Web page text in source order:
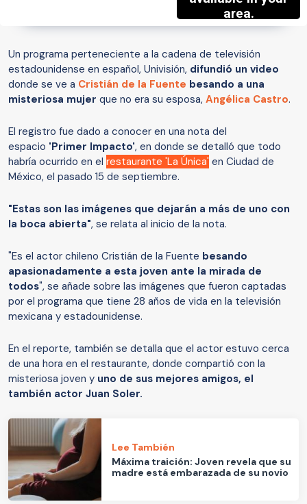
Un programa perteneciente a la cadena de televisión
estadounidense en español, Univisión, difundió un video
donde se ve a Cristián de la Fuente besando a una
misteriosa mujer que no era su esposa, Angélica Castro.
El registro fue dado a conocer en una nota del
espacio 'Primer Impacto', en donde se detalló que todo
habría ocurrido en el restaurante 'La Única' en Ciudad de
México, el pasado 15 de septiembre.
"Estas son las imágenes que dejarán a más de uno con
la boca abierta", se relata al inicio de la nota.
"Es el actor chileno Cristián de la Fuente besando
apasionadamente a esta joven ante la mirada de
todos", se añade sobre las imágenes que fueron captadas
por el programa que tiene 28 años de vida en la televisión
mexicana y estadounidense.
En el reporte, también se detalla que el actor estuvo cerca
de una hora en el restaurante, donde compartió con la
misteriosa joven y uno de sus mejores amigos, el
también actor Juan Soler.
Lee También
Máxima traición: Joven revela que su
madre está embarazada de su novio